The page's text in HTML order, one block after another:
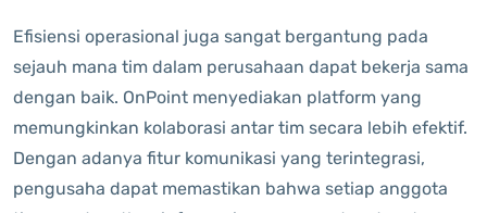
Efisiensi operasional juga sangat bergantung pada
sejauh mana tim dalam perusahaan dapat bekerja sama
dengan baik. OnPoint menyediakan platform yang
memungkinkan kolaborasi antar tim secara lebih efektif.
Dengan adanya fitur komunikasi yang terintegrasi,
pengusaha dapat memastikan bahwa setiap anggota